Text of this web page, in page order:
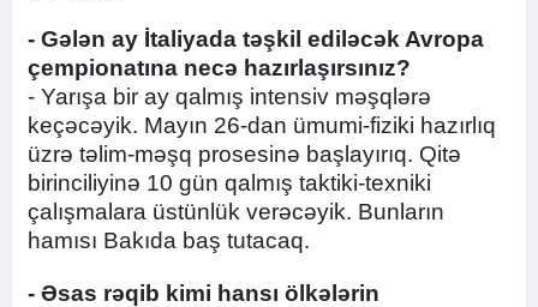
- Gələn ay İtaliyada təşkil ediləcək Avropa
çempionatına necə hazırlaşırsınız?
- Yarışa bir ay qalmış intensiv məşqlərə
keçəcəyik. Mayın 26-dan ümumi-fiziki hazırlıq
üzrə təlim-məşq prosesinə başlayırıq. Qitə
birinciliyinə 10 gün qalmış taktiki-texniki
çalışmalara üstünlük verəcəyik. Bunların
hamısı Bakıda baş tutacaq.
- Əsas rəqib kimi hansı ölkələrin